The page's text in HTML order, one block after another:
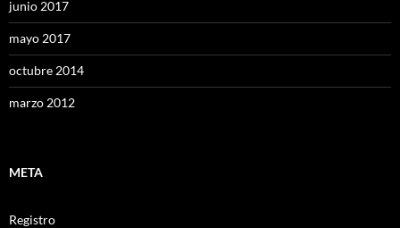
junio 2017
mayo 2017
octubre 2014
marzo 2012
META
Registro